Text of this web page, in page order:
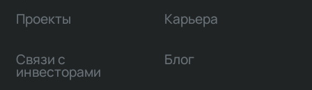
Проекты
Связи с
инвесторами
Карьера
Блог